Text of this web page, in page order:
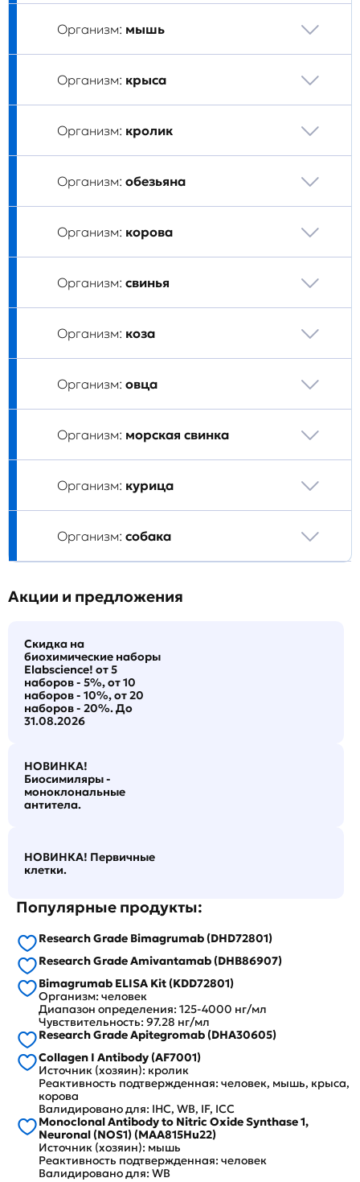
Организм: мышь
Организм: крыса
Организм: кролик
Организм: обезьяна
Организм: корова
Организм: свинья
Организм: коза
Организм: овца
Организм: морская свинка
Организм: курица
Организм: собака
Акции и предложения
Скидка на
биохимические наборы
Elabscience! от 5
наборов - 5%, от 10
наборов - 10%, от 20
наборов - 20%. До
31.08.2026
НОВИНКА!
Биосимиляры -
моноклональные
антитела.
НОВИНКА! Первичные
клетки.
Популярные продукты:
Research Grade Bimagrumab (DHD72801)
Research Grade Amivantamab (DHB86907)
Bimagrumab ELISA Kit (KDD72801)
Организм: человек
Диапазон определения: 125-4000 нг/мл
Чувствительность: 97.28 нг/мл
Research Grade Apitegromab (DHA30605)
Collagen I Antibody (AF7001)
Источник (хозяин): кролик
Реактивность подтвержденная: человек, мышь, крыса,
корова
Валидировано для: IHC, WB, IF, ICC
Monoclonal Antibody to Nitric Oxide Synthase 1,
Neuronal (NOS1) (MAA815Hu22)
Источник (хозяин): мышь
Реактивность подтвержденная: человек
Валидировано для: WB